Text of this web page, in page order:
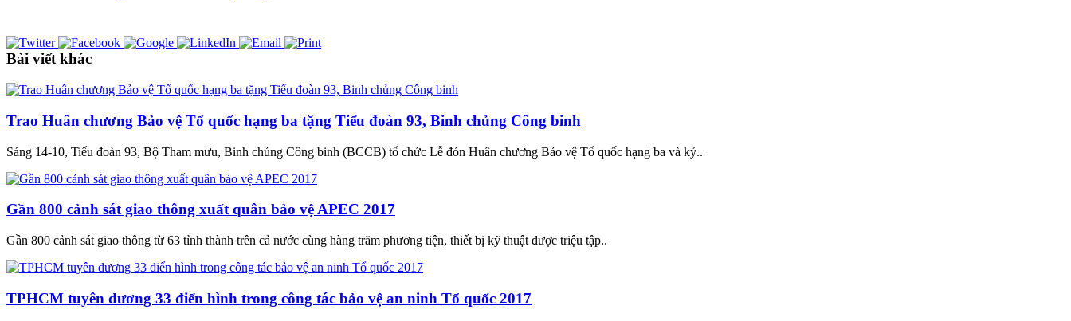
Bài viết khác
Trao Huân chương Bảo vệ Tổ quốc hạng ba tặng Tiểu đoàn 93, Binh chủng Công binh
Sáng 14-10, Tiểu đoàn 93, Bộ Tham mưu, Binh chủng Công binh (BCCB) tổ chức Lễ đón Huân chương Bảo vệ Tổ quốc hạng ba và kỷ..
Gần 800 cảnh sát giao thông xuất quân bảo vệ APEC 2017
Gần 800 cảnh sát giao thông từ 63 tỉnh thành trên cả nước cùng hàng trăm phương tiện, thiết bị kỹ thuật được triệu tập..
TPHCM tuyên dương 33 điển hình trong công tác bảo vệ an ninh Tổ quốc 2017